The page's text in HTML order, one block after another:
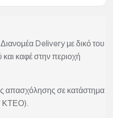
Delivery με δικό του
καφέ στην περιοχή
απασχόλησης σε κατάστημα
ΚΤΕΟ).